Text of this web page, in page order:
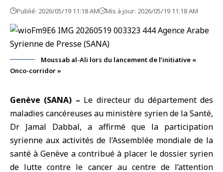
Publié: 2026/05/19 11:18 AM Mis à jour: 2026/05/19 11:18 AM
Moussab al-Ali lors du lancement de l’initiative «
Onco-corridor »
Genève (SANA) – Le directeur du département des
maladies cancéreuses au ministère syrien de la Santé,
Dr Jamal Dabbal, a affirmé que la participation
syrienne aux activités de l’Assemblée mondiale de la
santé à Genève a contribué à placer le dossier syrien
de lutte contre le cancer au centre de l’attention